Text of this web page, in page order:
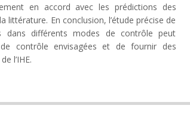
en accord avec les prédictions des
En conclusion, l’étude précise de
dans différents modes de contrôle peut
contrôle envisagées et de fournir des
l’IHE.